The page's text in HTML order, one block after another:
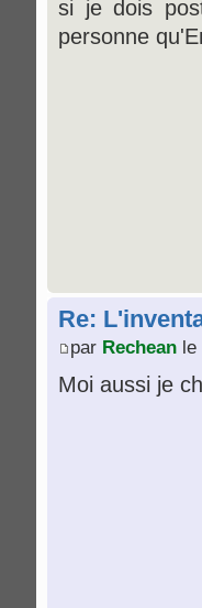
si je dois
personne
Re:
par Rechean
Moi aussi je